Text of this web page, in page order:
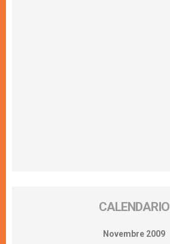
CALENDARIO
Novembre 2009